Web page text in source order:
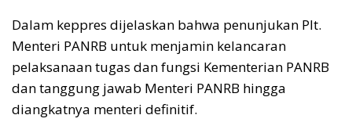
Dalam keppres dijelaskan bahwa penunjukan Plt.
Menteri PANRB untuk menjamin kelancaran
pelaksanaan tugas dan fungsi Kementerian PANRB
dan tanggung jawab Menteri PANRB hingga
diangkatnya menteri definitif.